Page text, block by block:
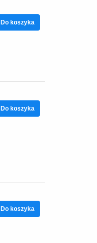
Do koszyka
Do koszyka
Do koszyka